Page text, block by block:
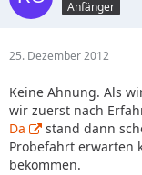
Anfänger
25. Dezember 2012
Keine Ahnung. Als
wir zuerst nach
Da
stand dann
Probefahrt erwarten
bekommen.